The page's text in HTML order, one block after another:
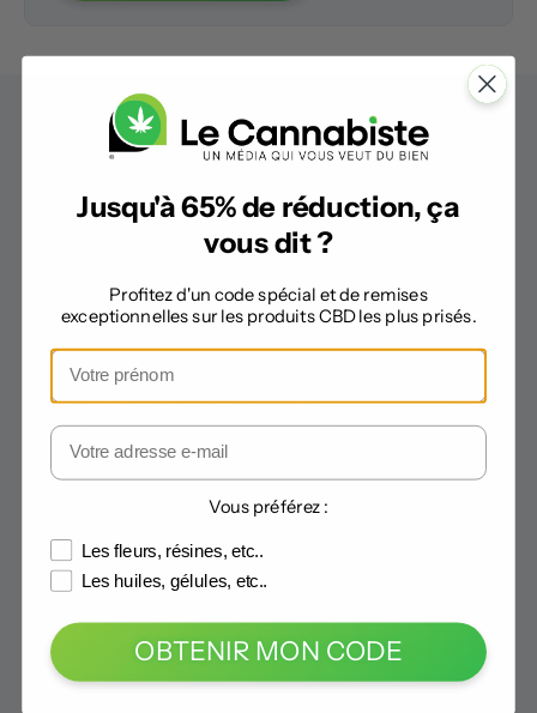
« Publi Information »
Jusqu'à 65% de réduction, ça
vous dit ?
Profitez d'un code spécial et de remises
exceptionnelles sur les produits CBD les plus prisés.
Vous préférez :
Les fleurs, résines, etc..
Les huiles, gélules, etc..
OBTENIR MON CODE